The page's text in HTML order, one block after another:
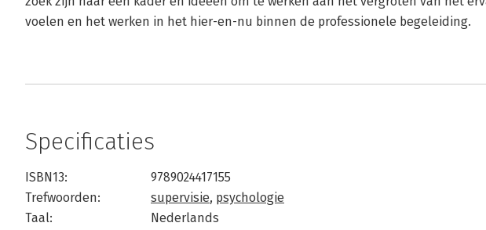
voelen en het werken in het hier-en-nu binnen de professionele begeleiding.
Specificaties
ISBN13:
9789024417155
Trefwoorden:
supervisie, psychologie
Taal:
Nederlands